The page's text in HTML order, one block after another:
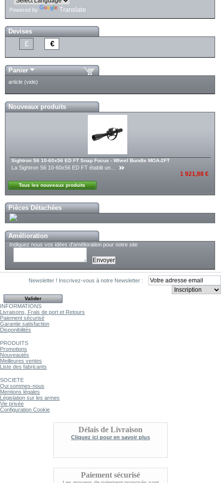
Powered by Translate
Devises
£ €
Panier
article (vide)
Nouveaux produits
Sightron S6 10-60x56 ED FT Snap Focus - Wheel Bundle MOA-2FT
La Sightron S6 10-60x56 ED FT établit un...
1 921,98 €
Tous les nouveaux produits
Pièces Détachées
Amélioration
Indiquez nous vos idées d'amélioration pour notre site
Newsletter ! Inscrivez-vous à notre Newsletter :
INFORMATIONS
Livraisons, Frais de port et Retours
Paiement sécurisé
Garantie satisfaction
Disponibilités
PRODUITS
Promotions
Nouveautés
Meilleures ventes
Liste des fabricants
SOCIETE
Qui sommes-nous
Mentions légales
Législation sur les armes
Vie privée
Configuration Cookie
Délais de Livraison
Cliquez ici pour en savoir plus
Paiement sécurisé